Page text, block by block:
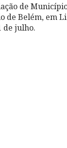
de
de Belém, em
de julho.